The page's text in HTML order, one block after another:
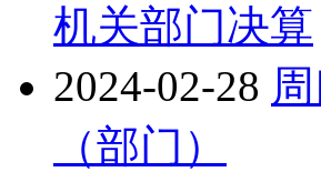
机关部门决算
2024-02-28
（部门）